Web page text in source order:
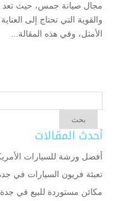
مجال صيانة جمس، حيث تعد
والقوية التي تحتاج إلى
الأمثل، وفي هذه المقالة...
أحدث المقالات
أفضل ورشة للسيارات
تعبئة فريون السيارات في
مكائن مستوردة للبيع في جدة